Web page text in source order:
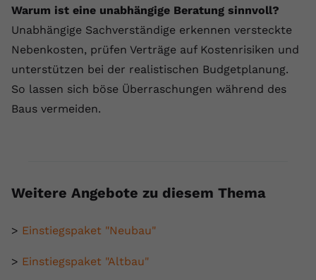
Warum ist eine unabhängige Beratung sinnvoll?
Unabhängige Sachverständige erkennen versteckte
Nebenkosten, prüfen Verträge auf Kostenrisiken und
unterstützen bei der realistischen Budgetplanung.
So lassen sich böse Überraschungen während des
Baus vermeiden.
Weitere Angebote zu diesem Thema
> Einstiegspaket "Neubau"
> Einstiegspaket "Altbau"